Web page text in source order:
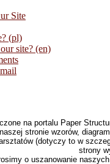
Site
(pl)
site? (en)
na portalu Paper
stronie wzorów,
(dotyczy to w
strony
o uszanowanie